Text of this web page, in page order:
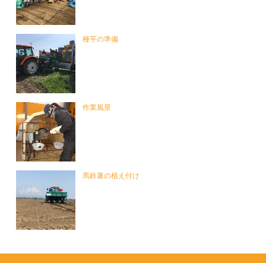
種芋の準備
作業風景
馬鈴薯の植え付け